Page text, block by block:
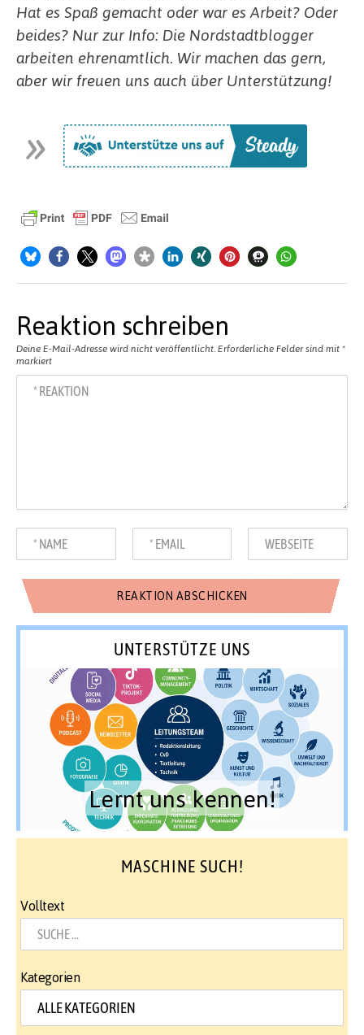
Hat es Spaß gemacht oder war es Arbeit? Oder
beides? Nur zur Info: Die Nordstadtblogger
arbeiten ehrenamtlich. Wir machen das gern,
aber wir freuen uns auch über Unterstützung!
Reaktion schreiben
Deine E-Mail-Adresse wird nicht veröffentlicht. Erforderliche Felder sind mit *
markiert
UNTERSTÜTZE UNS
Lernt uns kennen!
MASCHINE SUCH!
Volltext
Kategorien